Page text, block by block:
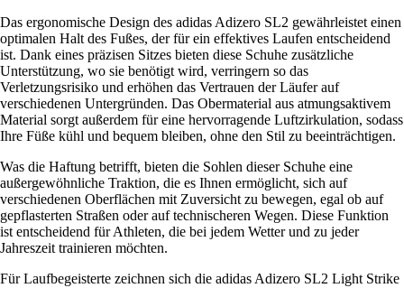
Das ergonomische Design des adidas Adizero SL2 gewährleistet einen
optimalen Halt des Fußes, der für ein effektives Laufen entscheidend
ist. Dank eines präzisen Sitzes bieten diese Schuhe zusätzliche
Unterstützung, wo sie benötigt wird, verringern so das
Verletzungsrisiko und erhöhen das Vertrauen der Läufer auf
verschiedenen Untergründen. Das Obermaterial aus atmungsaktivem
Material sorgt außerdem für eine hervorragende Luftzirkulation, sodass
Ihre Füße kühl und bequem bleiben, ohne den Stil zu beeinträchtigen.
Was die Haftung betrifft, bieten die Sohlen dieser Schuhe eine
außergewöhnliche Traktion, die es Ihnen ermöglicht, sich auf
verschiedenen Oberflächen mit Zuversicht zu bewegen, egal ob auf
gepflasterten Straßen oder auf technischeren Wegen. Diese Funktion
ist entscheidend für Athleten, die bei jedem Wetter und zu jeder
Jahreszeit trainieren möchten.
Für Laufbegeisterte zeichnen sich die adidas Adizero SL2 Light Strike